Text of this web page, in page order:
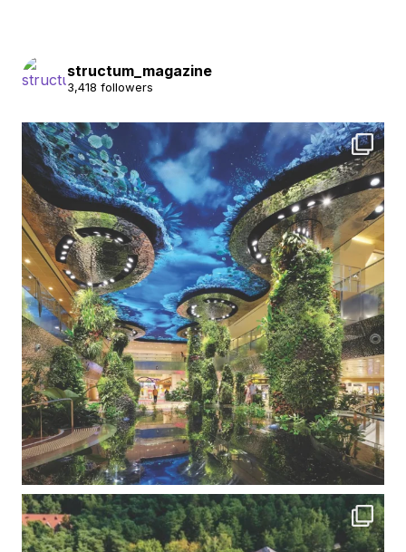
structum_magazine
3,418 followers